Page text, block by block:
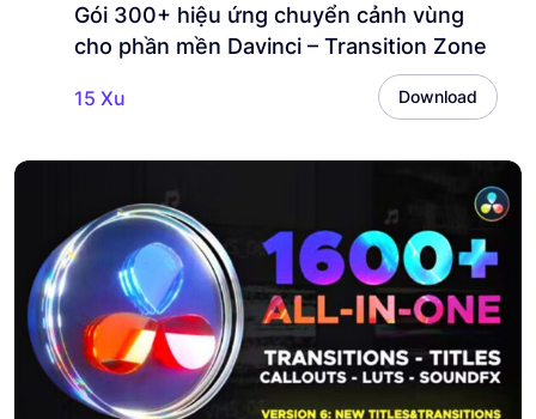
Gói 300+ hiệu ứng chuyển cảnh vùng
cho phần mền Davinci – Transition Zone
15 Xu Download